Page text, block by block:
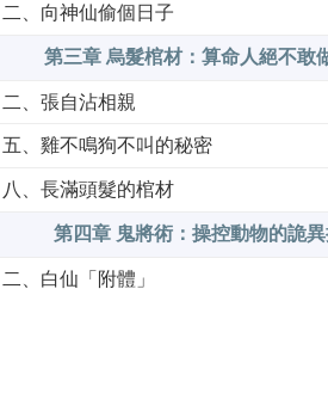
二、向神仙偷個日子
第三章 烏髮棺材：算命人絕不敢
二、張自沾相親
五、雞不鳴狗不叫的秘密
八、長滿頭髮的棺材
第四章 鬼將術：操控動物的詭
二、白仙「附體」